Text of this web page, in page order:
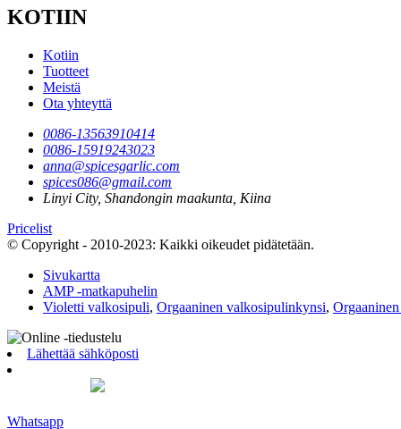
KOTIIN
Kotiin
Tuotteet
Meistä
Ota yhteyttä
0086-13563910414
0086-15919243023
anna@spicesgarlic.com
spices086@gmail.com
Linyi City, Shandongin maakunta, Kiina
Pricelist
© Copyright - 2010-2023: Kaikki oikeudet pidätetään.
Sivukartta
AMP -matkapuhelin
Violetti valkosipuli, Orgaaninen valkosipulinkynsi,
Lähettää sähköposti
Whatsapp